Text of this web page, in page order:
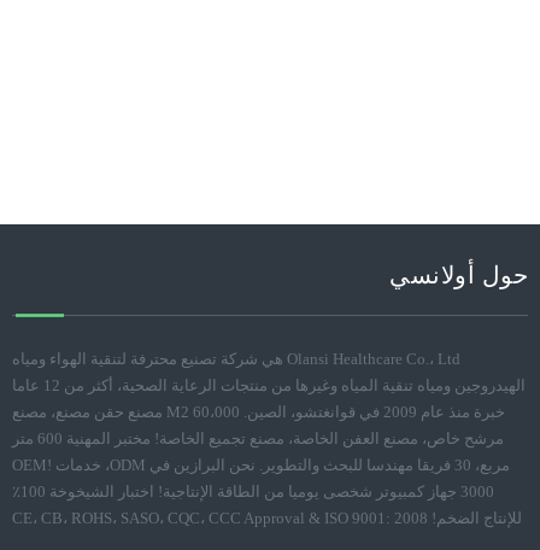
حول أولانسي
Olansi Healthcare Co.، Ltd هي شركة تصنيع محترفة لتنقية الهواء ومياه
الهيدروجين ومياه تنقية المياه وغيرها من منتجات الرعاية الصحية، أكثر من 12 عاما
خبرة منذ عام 2009 في قوانغتشو، الصين. 60،000 M2 مصنع حقن مصنع، مصنع
مرشح خاص، مصنع العفن الخاصة، مصنع تجميع الخاصة! مختبر المهنية 600 متر
مربع، 30 فريقا مهندسا للبحث والتطوير. نحن البرازين في ODM، خدمات OEM!
3000 جهاز كمبيوتر شخصى يوميا من الطاقة الإنتاجية! اختبار الشيخوخة 100٪
للإنتاج الضخم! CE، CB، ROHS، SASO، CQC، CCC Approval & ISO 9001: 2008